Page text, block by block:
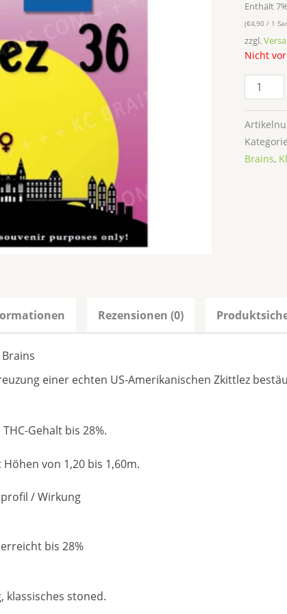
Enthält
(€4,90 / 1
zzgl.
Nicht
Brains,
Rezensionen (0)
einer echten US-Amerikanischen Zkittlez
Gehalt bis 28%.
von 1,20 bis 1,60m.
/ Wirkung
bis 28%
stoned.